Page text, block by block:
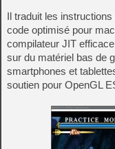
Il traduit les
code optimisé pour
compilateur JIT
sur du matériel bas de
smartphones et
soutien pour OpenGL